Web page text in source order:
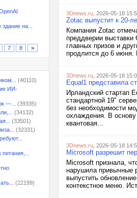
на...
7 8 >
(40110)
ИИ-
—...
(39335)
(34132)
(33501)
(32331)
(22199)
3Dnews.ru , 2026-05-18
Zotac выпустит к 20-
Компания Zotac
преддверии
главных призов и
продлится до 6 июня.
3Dnews.ru , 2026-05-18
Equal1 представила
Ирландский стартап
стандартной 19″
без необходимости
охлаждения. В
квантовая...
3Dnews.ru , 2026-05-18
Microsoft разрешит
Microsoft признала,
нарушила привычные
выпустить
контекстное меню.